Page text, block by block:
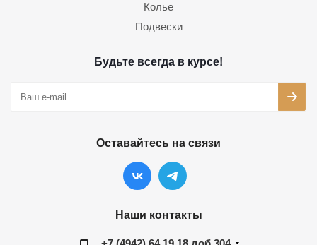
Колье
Подвески
Будьте всегда в курсе!
Оставайтесь на связи
Наши контакты